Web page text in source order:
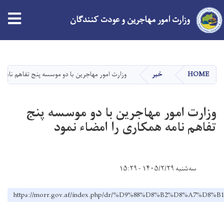
main
content
وزارت امور مهاجرین و عودت کنندگان
HOME خبر وزارت امور مهاجرین با دو موسسه پنج تفاهم
وزارت امور مهاجرین با دو موسسه پنج
تفاهم نامه همکاری را امضاء نمود
سه‌شنبه ۱۴۰۵/۲/۲۹ - ۱۵:۲۹
https://morr.gov.af/index.php/dr/